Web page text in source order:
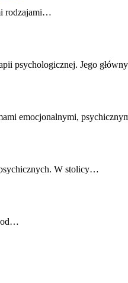
rodzajami…
psychologicznej. Jego
emocjonalnymi,
W stolicy…
od…